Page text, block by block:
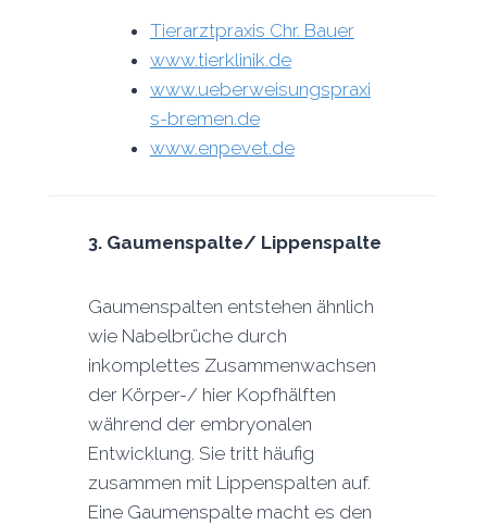
Tierarztpraxis Chr. Bauer
www.tierklinik.de
www.ueberweisungspraxi
s-bremen.de
www.enpevet.de
3. Gaumenspalte/ Lippenspalte
Gaumenspalten entstehen ähnlich
wie Nabelbrüche durch
inkomplettes Zusammenwachsen
der Körper-/ hier Kopfhälften
während der embryonalen
Entwicklung. Sie tritt häufig
zusammen mit Lippenspalten auf.
Eine Gaumenspalte macht es den